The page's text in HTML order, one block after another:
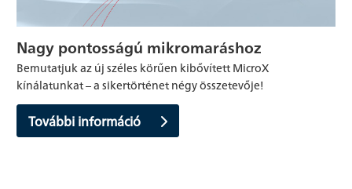
Nagy pontosságú mikromaráshoz
Bemutatjuk az új széles körűen kibővített MicroX
kínálatunkat – a sikertörténet négy összetevője!
További információ